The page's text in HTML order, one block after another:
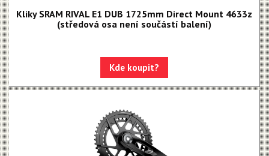
Kliky SRAM RIVAL E1 DUB 1725mm Direct Mount 4633z
(středová osa není součástí balení)
Kde koupit?